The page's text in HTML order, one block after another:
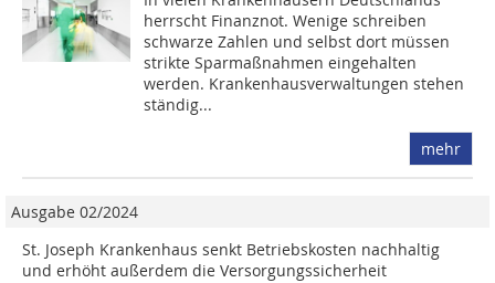
herrscht Finanznot. Wenige schreiben
schwarze Zahlen und selbst dort müssen
strikte Sparmaßnahmen eingehalten
werden. Krankenhausverwaltungen stehen
ständig...
mehr
Ausgabe 02/2024
St. Joseph Krankenhaus senkt Betriebskosten nachhaltig
und erhöht außerdem die Versorgungssicherheit